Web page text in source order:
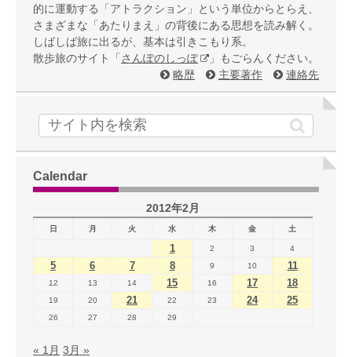
的に運動する「アトラクション」という単位からとらえ、
さまざまな「あたりまえ」の背後にある思想を読み解く。
しばしば旅に出るが、基本は引きこもり系。
散歩旅のサイト「 さんぽのしっぽ
」もごらんください。
略歴
主要著作 連絡先
Calendar
2012年2月
日 月 火 水 木 金 土
1 2 3 4
5 6 7 8 9 10 11
12 13 14 15 16 17 18
19 20 21 22 23 24 25
26 27 28 29
« 1月 3月 »